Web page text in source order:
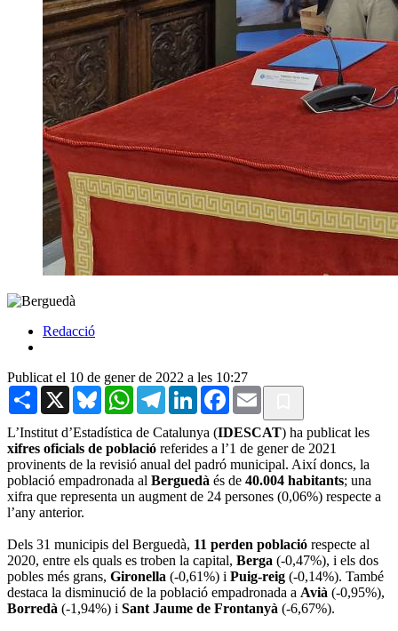
Redacció
Publicat el 10 de gener de 2022 a les 10:27
Share X BlueskyWhatsAppTelegramLinkedInFacebook
Email
L’Institut d’Estadística de Catalunya (IDESCAT) ha publicat les
xifres oficials de població referides a l’1 de gener de 2021
provinents de la revisió anual del padró municipal. Així doncs, la
població empadronada al Berguedà és de 40.004 habitants; una
xifra que representa un augment de 24 persones (0,06%) respecte a
l’any anterior.
Dels 31 municipis del Berguedà, 11 perden població respecte al
2020, entre els quals es troben la capital, Berga (-0,47%), i els dos
pobles més grans, Gironella (-0,61%) i Puig-reig (-0,14%). També
destaca la disminució de la població empadronada a Avià (-0,95%),
Borredà (-1,94%) i Sant Jaume de Frontanyà (-6,67%).